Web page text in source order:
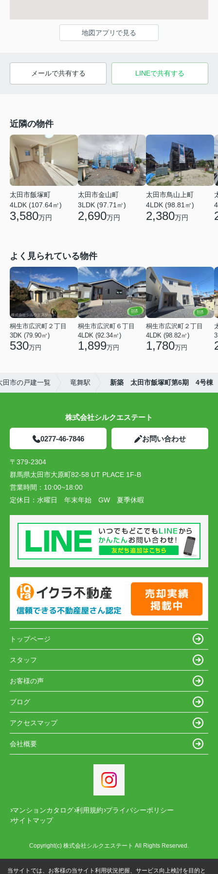
地図アプリで見る
メールで共有する LINEで共有する
近隣の物件
太田市飯塚町
4LDK (107.64㎡)
3,580万円
太田市金山町
3LDK (97.71㎡)
2,690万円
太田市鳥山上町
4LDK (98.81㎡)
2,380万円
よく見られている物件
桐生市広沢町２丁目
3DK (79.90㎡)
530万円
桐生市広沢町６丁目
4LDK (92.34㎡)
1,899万円
桐生市広沢町２丁目
4LDK (98.82㎡)
1,780万円
田市の戸建一覧 竜舞駅 新築 太田市飯塚町第6期 4号棟
株式会社シルクエステート
0277-46-7846 お問い合わせ
〒379-2304
群馬県太田市大原町82-58 UT PLACE 1F-B
営業時間： 10:00~18:00
定休日： 水曜日 年末年始 GW 夏季休暇
トップページ
スタッフ
お客様の声
ブログ
アクセスマップ
会社概要
マンションカタログ 利用規約 プライバシーポリシー
サイトマップ
Copyright(c) 株式会社シルクエステート All Rights Reserved.
当サイトでは、お客様の当サイト利用状況把握、サービス向上検討を目的と